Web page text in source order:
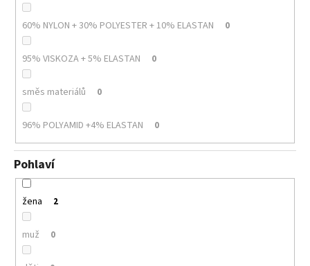
60% NYLON + 30% POLYESTER + 10% ELASTAN 0
95% VISKOZA + 5% ELASTAN 0
směs materiálů 0
96% POLYAMID +4% ELASTAN 0
Pohlaví
žena 2
muž 0